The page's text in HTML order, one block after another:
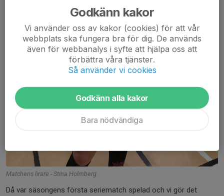
Matchens lirare - Stina Holmberg
Då var säsongens första seriematch spelad och vi gör det
Godkänn kakor
Vi använder oss av kakor (cookies) för att vår
webbplats ska fungera bra för dig. De används
även för webbanalys i syfte att hjälpa oss att
förbättra våra tjänster.
Så använder vi cookies
Godkänn alla kakor
Bara nödvändiga